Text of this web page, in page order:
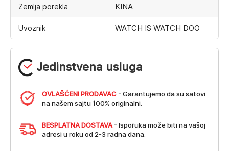
Jedinstvena usluga
OVLAŠĆENI PRODAVAC - Garantujemo da su satovi
na našem sajtu 100% originalni.
BESPLATNA DOSTAVA - Isporuka može biti na vašoj
adresi u roku od 2-3 radna dana.
Zemlja porekla KINA
Uvoznik WATCH IS WATCH DOO